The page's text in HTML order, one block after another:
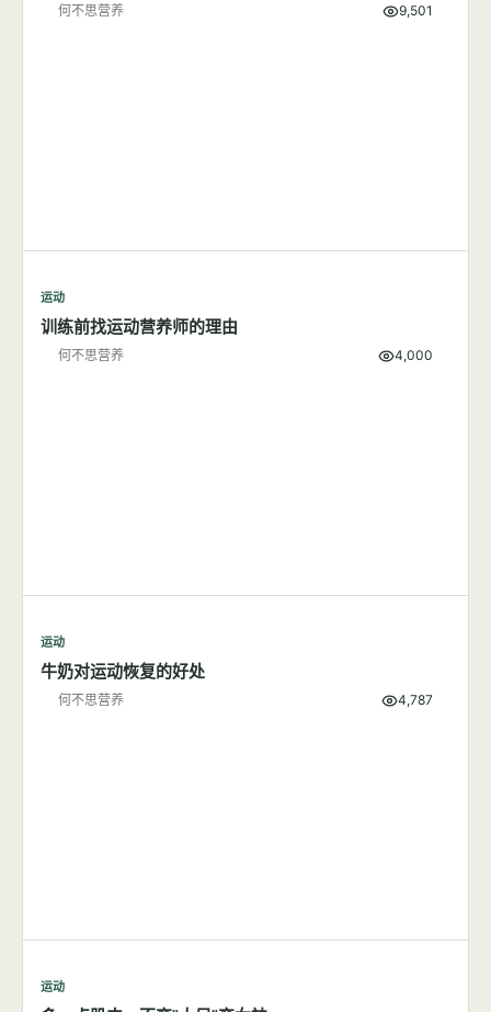
何不思营养 9,501
运动
训练前找运动营养师的理由
何不思营养 4,000
运动
牛奶对运动恢复的好处
何不思营养 4,787
运动